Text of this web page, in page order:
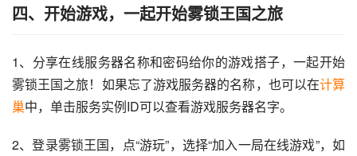
四、开始游戏，一起开始雾锁王国之旅
1、分享在线服务器名称和密码给你的游戏搭子，一起开始
雾锁王国之旅！如果忘了游戏服务器的名称，也可以在计算
巢中，单击服务实例ID可以查看游戏服务器名字。
2、登录雾锁王国，点“游玩”，选择“加入一局在线游戏”，如